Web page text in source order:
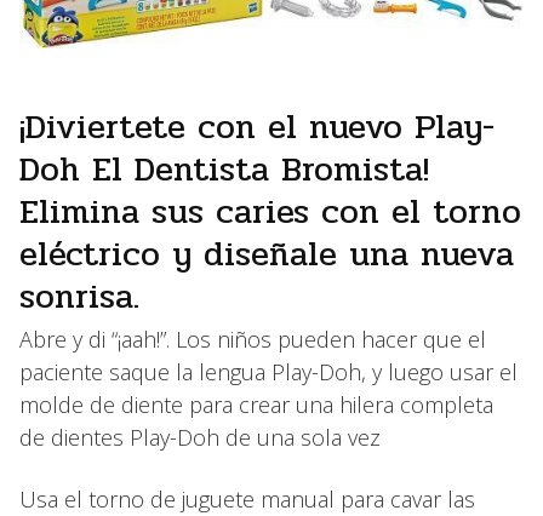
¡Diviertete con el nuevo Play-
Doh El Dentista Bromista!
Elimina sus caries con el torno
eléctrico y diseñale una nueva
sonrisa.
Abre y di “¡aah!”. Los niños pueden hacer que el
paciente saque la lengua Play-Doh, y luego usar el
molde de diente para crear una hilera completa
de dientes Play-Doh de una sola vez
Usa el torno de juguete manual para cavar las